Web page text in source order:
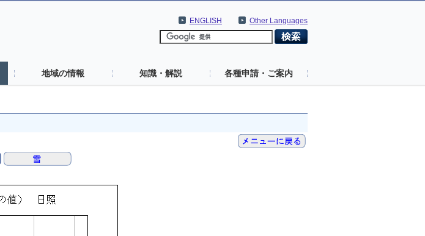
Other Languages
ENGLISH
地域の情報 知識・解説 各種申請・ご案内